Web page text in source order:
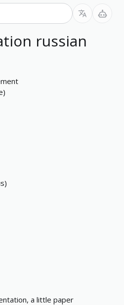
russian
a little paper